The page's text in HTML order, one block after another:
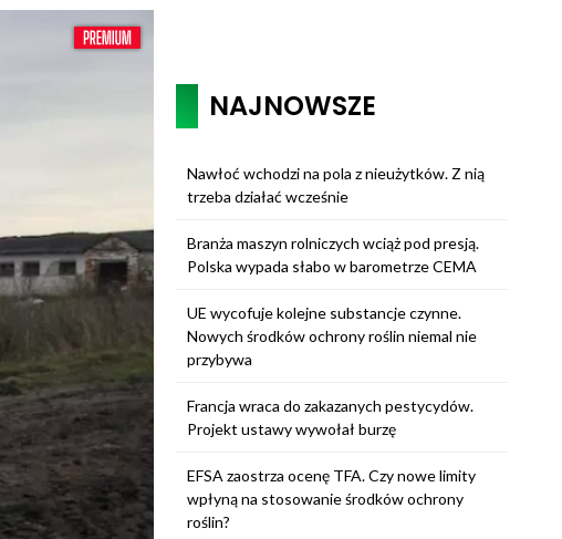
NAJNOWSZE
Nawłoć wchodzi na pola z nieużytków. Z nią
trzeba działać wcześnie
Branża maszyn rolniczych wciąż pod presją.
Polska wypada słabo w barometrze CEMA
UE wycofuje kolejne substancje czynne.
Nowych środków ochrony roślin niemal nie
przybywa
Francja wraca do zakazanych pestycydów.
Projekt ustawy wywołał burzę
EFSA zaostrza ocenę TFA. Czy nowe limity
wpłyną na stosowanie środków ochrony
roślin?